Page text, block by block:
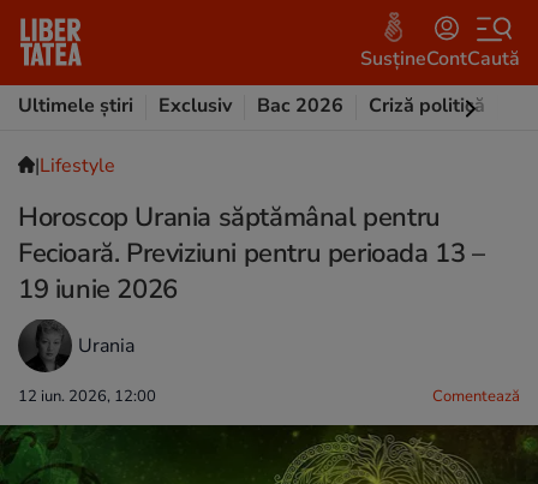
SusțineContCaută
Ultimele știri
Exclusiv Bac 2026 Criză politică
|Lifestyle
Horoscop Urania săptămânal pentru
Fecioară. Previziuni pentru perioada 13 –
19 iunie 2026
Urania
12 iun. 2026, 12:00 Comentează